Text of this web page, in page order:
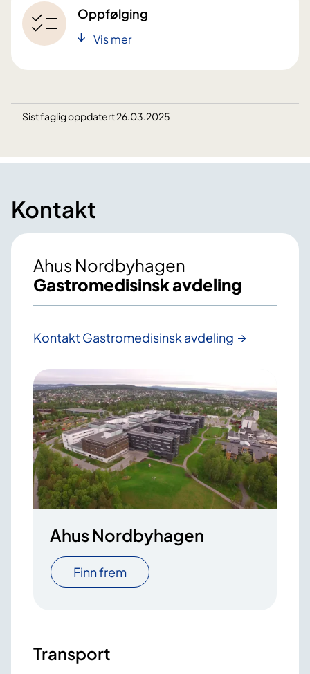
Oppfølging
Vis mer
Sist faglig oppdatert 26.03.2025
Kontakt
Ahus Nordbyhagen
Gastromedisinsk avdeling
Kontakt Gastromedisinsk avdeling
Ahus Nordbyhagen
Finn frem
Transport